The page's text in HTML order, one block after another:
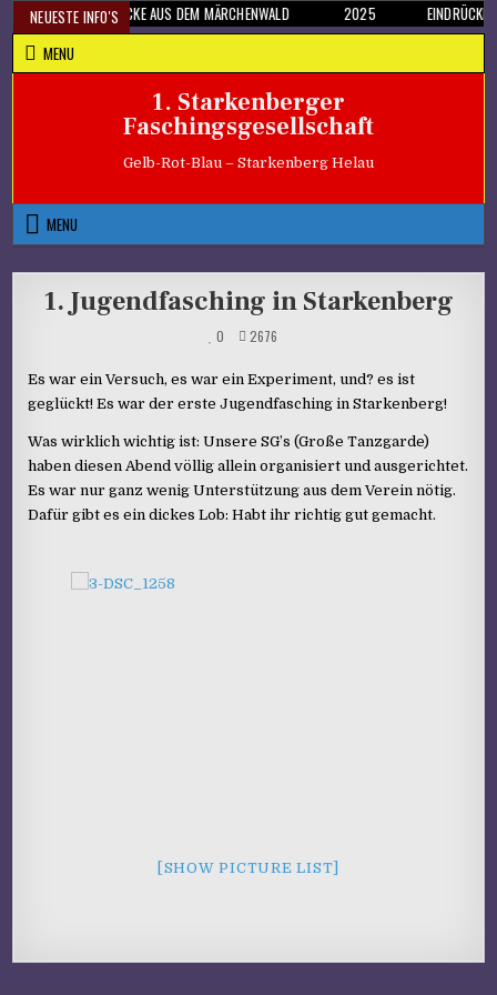
Skip
to
content
NEUESTE INFO'SEINDRÜCKE AUS DEM MÄRCHENWALD 2025
EINDRÜCKE
MENU
1. Starkenberger
Faschingsgesellschaft
Gelb-Rot-Blau – Starkenberg Helau
MENU
1. Jugendfasching in Starkenberg
0 2676
Es war ein Versuch, es war ein Experiment, und? es ist
geglückt! Es war der erste Jugendfasching in Starkenberg!
Was wirklich wichtig ist: Unsere SG’s (Große Tanzgarde)
haben diesen Abend völlig allein organisiert und ausgerichtet.
Es war nur ganz wenig Unterstützung aus dem Verein nötig.
Dafür gibt es ein dickes Lob: Habt ihr richtig gut gemacht.
[SHOW PICTURE LIST]